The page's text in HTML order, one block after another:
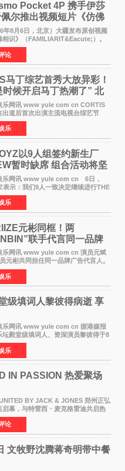
Pocket 4P 携手伊莎
佩尔推出视频短片《仿佛
8月6日，北京）大疆发布原创视频
相识》（FAMILIARIT&Eacute;）。
纳国际电影节最佳女演员伊莎贝尔·
Huppert）主演，全程使用大
摄口
论
马丁综艺首秀大放异彩！
时候开启马丁热潮了” 北
热进行中
讯 www yule com cn CORTIS
出道后首次出演主流电视台综艺节
多才多艺的魅力。 马丁出演了5日
《Radio Star》Fashion与Passion
乐
以9人组签约新生厂
暂时缺席 组合活动将坚
续
网讯 www yule com cn 6日，
表示：我们9人一致决定继续进行THE
动，并且已经完成了组合团体活动
正在新生厂牌下进行活动准备。尚未
原所
乐
元彬同框！两
联手代言同一品牌
板合体
网讯 www yule com cn 演员元斌
元彬共同担任同一品牌广告代言人。
道，继演员元斌之后，RIIZE元彬最
某在线中介平台A公司的共同广告代言
作
乐
级填词人黎彼得病逝 享
网讯 www yule com cn 据港媒报
坛殿堂级填词人、资深演员黎彼得于8
病离世，终年76岁。好友钟志光透
今年3月中风后便卧床休养，身体机能
最
乐
IN PASSION 热爱聚场
BY JACK & JONES 郑州正弘
启幕，与特雷西・麦克格雷迪共启热
7 月21 日，
全国首店，于郑
式启幕。NBA 传奇球星
论
文牧野沈腾蒋奇明带中餐